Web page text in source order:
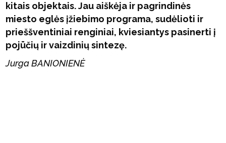
kitais objektais. Jau aiškėja ir pagrindinės
miesto eglės įžiebimo programa, sudėlioti ir
prieššventiniai renginiai, kviesiantys pasinerti į
pojūčių ir vaizdinių sintezę.
Jurga BANIONIENĖ